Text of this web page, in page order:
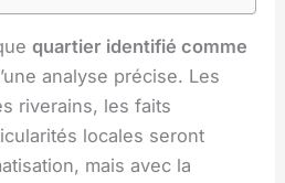
quartier identifié comme
analyse précise. Les
riverains, les faits
locales seront
mais avec la